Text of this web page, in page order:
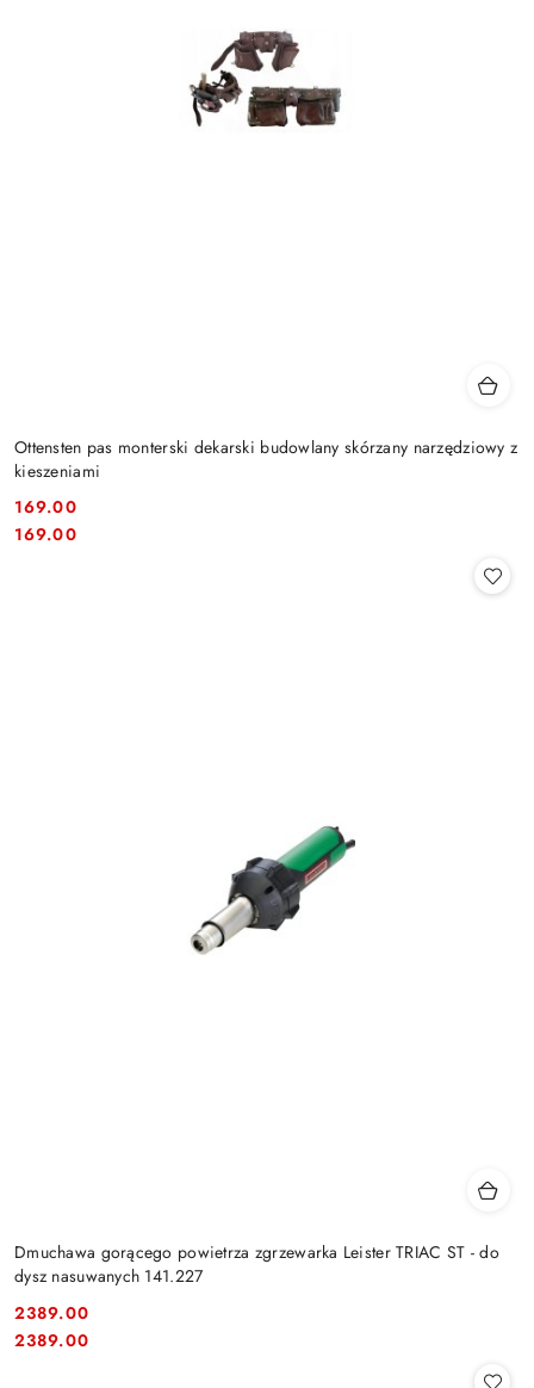
Ottensten pas monterski dekarski budowlany skórzany narzędziowy z
kieszeniami
Cena:
169.00
Cena:
169.00
Dmuchawa gorącego powietrza zgrzewarka Leister TRIAC ST - do
dysz nasuwanych 141.227
Cena:
2389.00
Cena:
2389.00